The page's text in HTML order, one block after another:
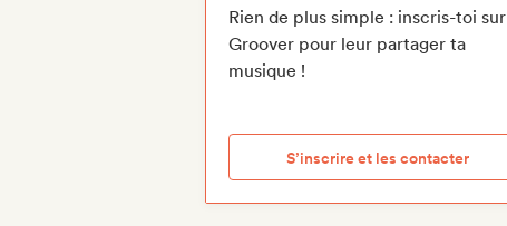
Rien de plus simple : inscris-toi sur
Groover pour leur partager ta
musique !
S’inscrire et les contacter